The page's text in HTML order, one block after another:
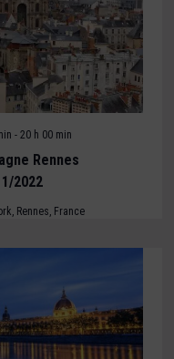
Rennes
2022
- 20 h 00 min
Rennes, France